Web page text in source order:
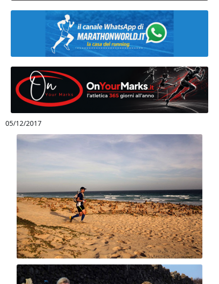
05/12/2017